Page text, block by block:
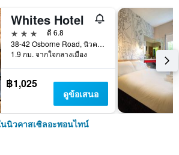
Whites Hotel
3 ดาว
ดี 6.8
38-42 Osborne Road, นิวคาสเซิลอะพอนไทน์, สหราชอาณาจักร
1.9 กม. จากใจกลางเมือง
฿1,025
ดูข้อเสนอ
นิวคาสเซิลอะพอนไทน์